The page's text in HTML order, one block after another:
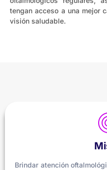
tengan acceso a una mejor
visión saludable.
Brindar atención